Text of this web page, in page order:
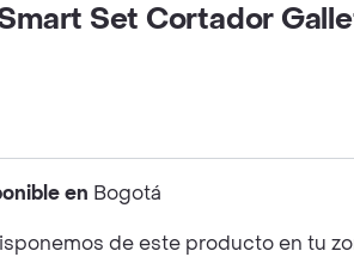
Set Cortador
en Bogotá
de este producto en tu